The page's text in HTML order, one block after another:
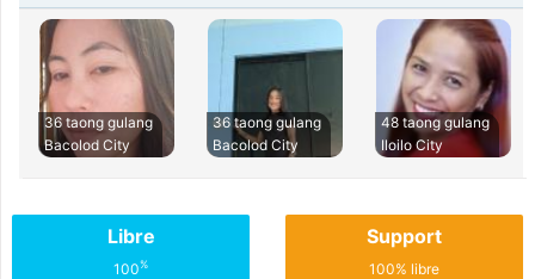
36 taong gulang
Bacolod City
36 taong gulang
Bacolod City
48 taong gulang
Iloilo City
Libre
100%
Support
100% libre